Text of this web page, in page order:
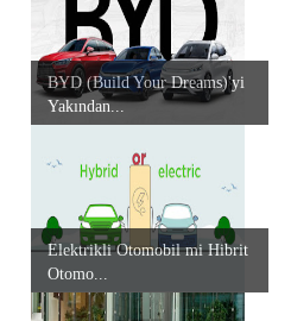
BYD (Build Your Dreams)'yi
Yakından...
Elektrikli Otomobil mi Hibrit
Otomo...